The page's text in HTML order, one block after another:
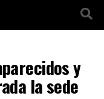
y
la sede